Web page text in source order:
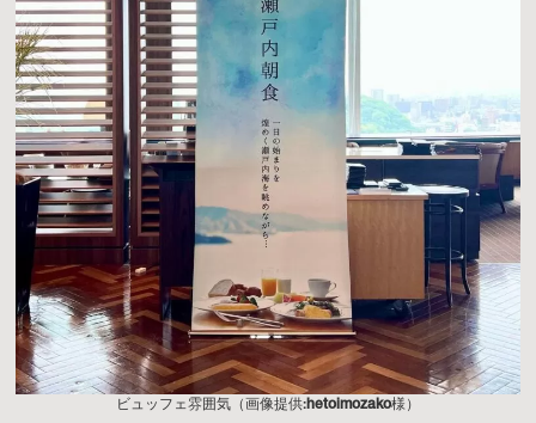
ビュッフェ雰囲気（画像提供:hetoimozako様）